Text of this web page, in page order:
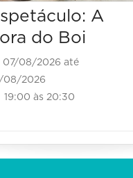
A
do Boi
07/08/2026 até
08/2026
19:00 às 20:30